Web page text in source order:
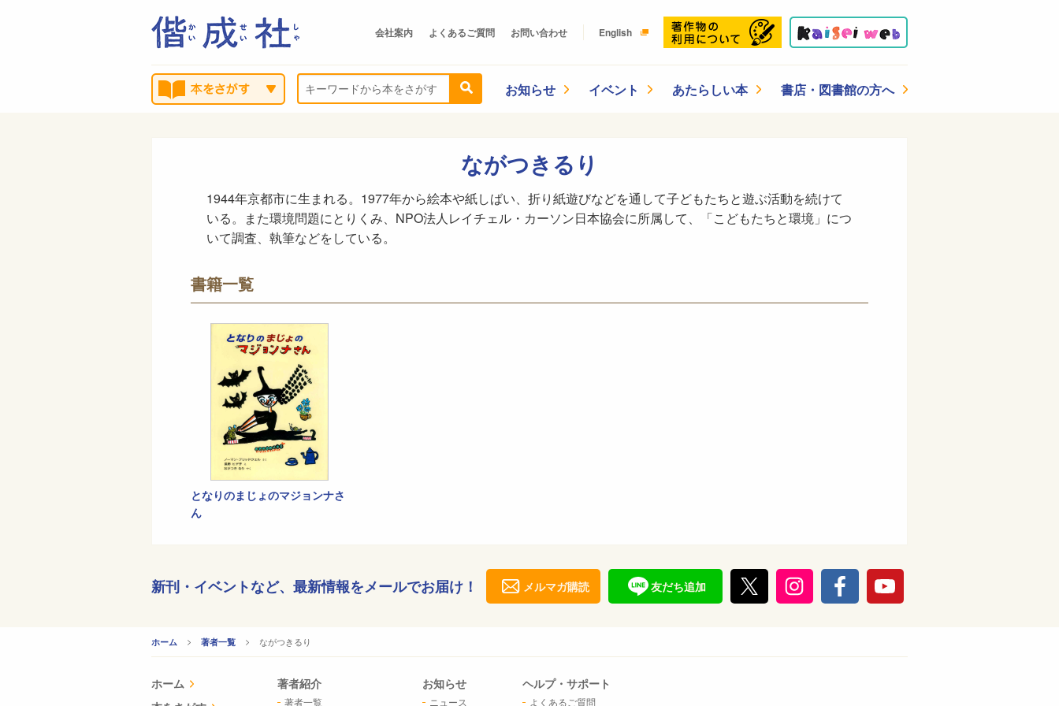
会社案内 よくあるご質問 お問い合わせ English
お知らせ イベント あたらしい本 書店・図書館の方へ
ながつきるり
1944年京都市に生まれる。1977年から絵本や紙しばい、折り紙遊びなどを通して子どもたちと遊ぶ活動を続けて
いる。また環境問題にとりくみ、NPO法人レイチェル・カーソン日本協会に所属して、「こどもたちと環境」につ
いて調査、執筆などをしている。
書籍一覧
となりのまじょのマジョンナさ
ん
新刊・イベントなど、 最新情報をメールでお届け！ メルマガ購読 友だち追加
ホーム 著者一覧 CURRENT:
ながつきるり
ホーム
著者紹介
著者一覧
お知らせ
ニュース
ヘルプ・サポート
よくあるご質問